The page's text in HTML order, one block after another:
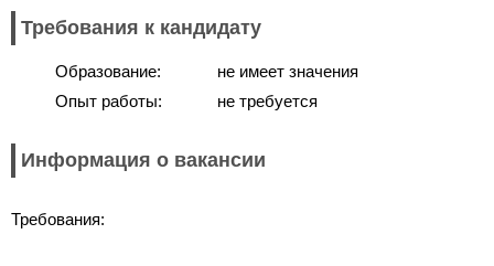
Требования к кандидату
Образование:
Опыт работы:
не имеет значения
не требуется
Информация о вакансии
Требования: